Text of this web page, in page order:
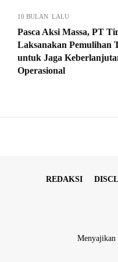
10 BULAN LALU
Pasca Aksi Massa, PT
Laksanakan Pemulihan
untuk Jaga
Operasional
REDAKSI
Menyajikan